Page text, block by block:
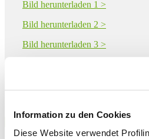
Information zu den Cookies
Diese Website verwendet
Bild herunterladen 1 >
Bild herunterladen 2 >
Bild herunterladen 3 >